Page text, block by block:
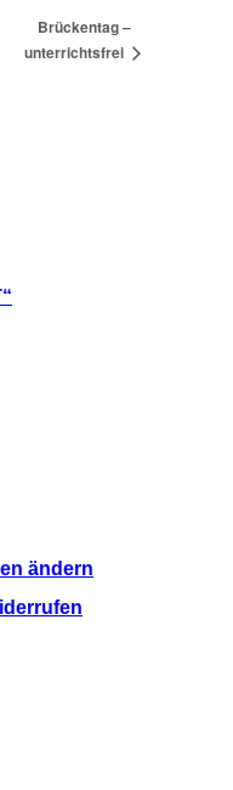
Brückentag –
unterrichtsfrei
ändern